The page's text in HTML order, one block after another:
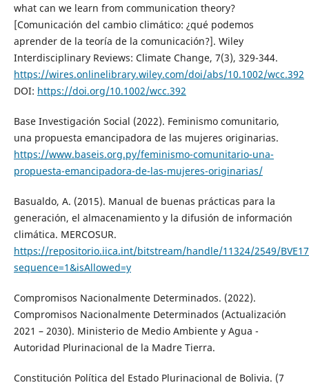
what can we learn from communication theory?
[Comunicación del cambio climático: ¿qué podemos
aprender de la teoría de la comunicación?]. Wiley
Interdisciplinary Reviews: Climate Change, 7(3), 329-344.
https://wires.onlinelibrary.wiley.com/doi/abs/10.1002/wcc.392
DOI: https://doi.org/10.1002/wcc.392
Base Investigación Social (2022). Feminismo comunitario,
una propuesta emancipadora de las mujeres originarias.
https://www.baseis.org.py/feminismo-comunitario-una-
propuesta-emancipadora-de-las-mujeres-originarias/
Basualdo, A. (2015). Manual de buenas prácticas para la
generación, el almacenamiento y la difusión de información
climática. MERCOSUR.
https://repositorio.iica.int/bitstream/handle/11324/2549/
sequence=1&isAllowed=y
Compromisos Nacionalmente Determinados. (2022).
Compromisos Nacionalmente Determinados (Actualización
2021 – 2030). Ministerio de Medio Ambiente y Agua -
Autoridad Plurinacional de la Madre Tierra.
Constitución Política del Estado Plurinacional de Bolivia. (7